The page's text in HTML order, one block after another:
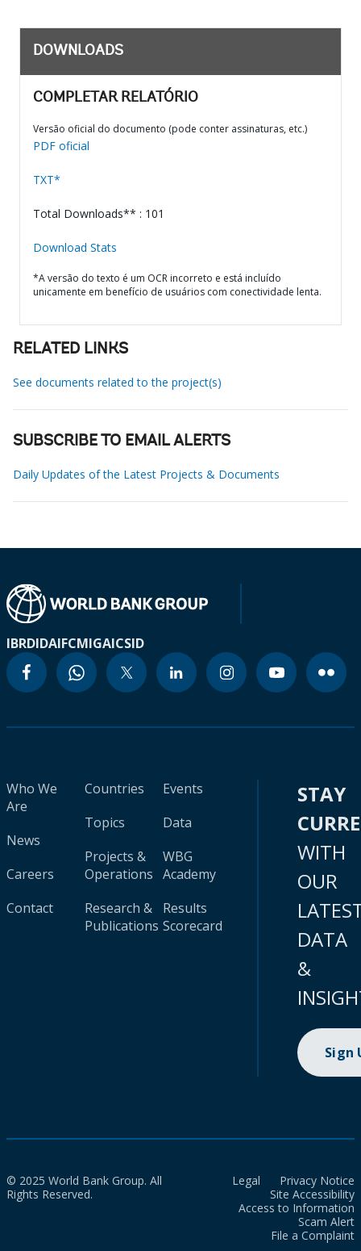
DOWNLOADS
COMPLETAR RELATÓRIO
Versão oficial do documento (pode conter assinaturas, etc.)
PDF oficial
TXT*
Total Downloads** : 101
Download Stats
*A versão do texto é um OCR incorreto e está incluído
unicamente em benefício de usuários com conectividade lenta.
RELATED LINKS
See documents related to the project(s)
SUBSCRIBE TO EMAIL ALERTS
Daily Updates of the Latest Projects & Documents
IBRDIDAIFCMIGAICSID
Who We
Are
News
Careers
Contact
Countries
Topics
Projects &
Operations
Research &
Publications
Events
Data
WBG
Academy
Results
Scorecard
STAY
WITH
OUR
DATA
&
Sign
© 2025 World Bank Group. All
Rights Reserved.
Legal
Privacy Notice
Site Accessibility
Access to Information
Scam Alert
File a Complaint